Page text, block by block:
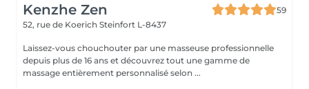
Kenzhe Zen
59
52, rue de Koerich Steinfort L-8437
Laissez-vous chouchouter par une masseuse professionnelle
depuis plus de 16 ans et découvrez tout une gamme de
massage entièrement personnalisé selon ...